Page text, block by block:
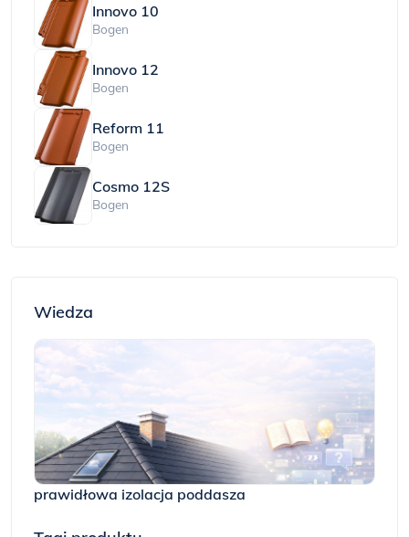
Innovo 10
Bogen
Innovo 12
Bogen
Reform 11
Bogen
Cosmo 12S
Bogen
Wiedza
prawidłowa izolacja poddasza